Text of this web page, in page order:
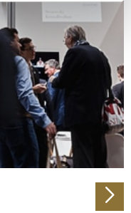
identifizieren
persönlichen Daten
Präferenzen im
und Anzeigen zu
Medien anbieten
Website zu
zu Ihrer
Partner für
weiter. Unsere
mit